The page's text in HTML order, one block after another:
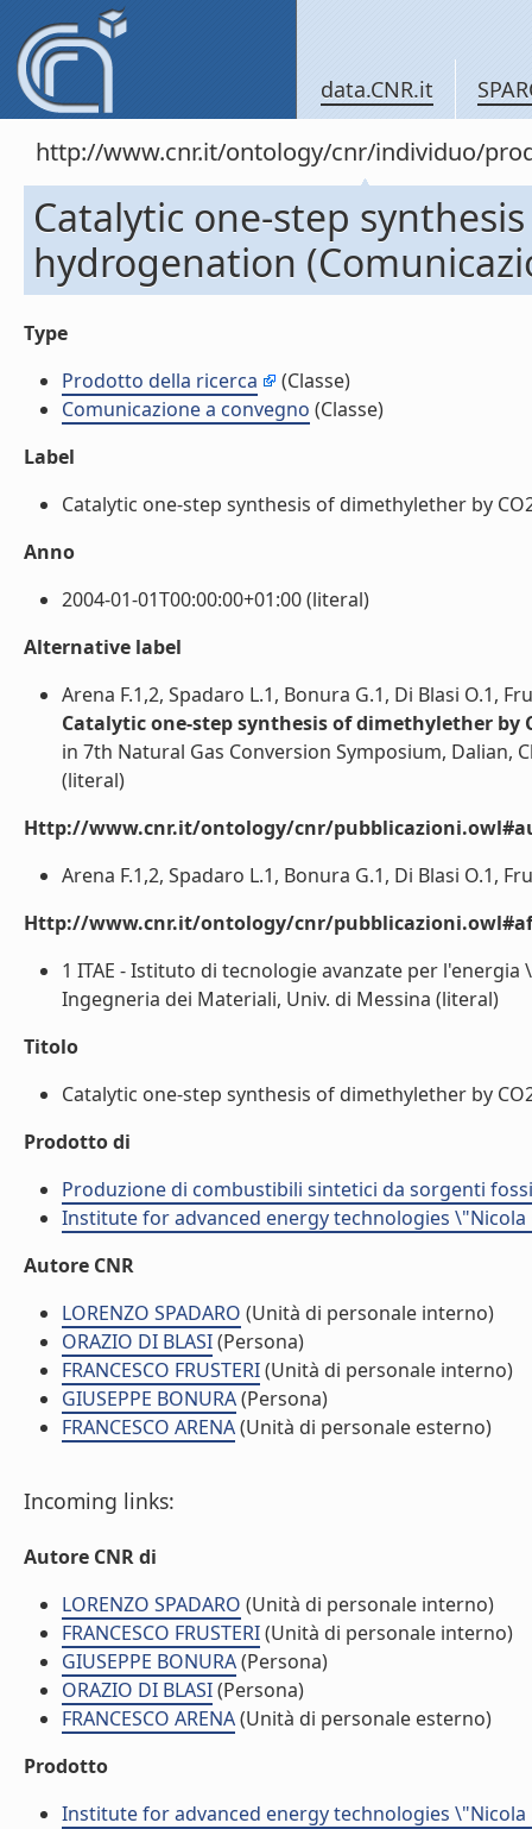
data.CNR.it
http://www.cnr.it/ontology/cnr/individuo/
Catalytic one-step
hydrogenation
Type
Prodotto della ricerca
(Classe)
Comunicazione a convegno (Classe)
Label
Catalytic one-step synthesis of dimethylether by
Anno
2004-01-01T00:00:00+01:00 (literal)
Alternative label
Arena F.1,2, Spadaro L.1, Bonura G.1, Di Blasi O.1,
Catalytic one-step synthesis of dimethylether by
in 7th Natural Gas Conversion Symposium, Dalian,
(literal)
Http://www.cnr.it/ontology/cnr/
Arena F.1,2, Spadaro L.1, Bonura G.1, Di Blasi O.1,
Http://www.cnr.it/ontology/cnr/
1 ITAE - Istituto di tecnologie avanzate per
Ingegneria dei Materiali, Univ. di Messina (literal)
Titolo
Catalytic one-step synthesis of dimethylether by
Prodotto di
Produzione di combustibili sintetici da sorgenti
Institute for advanced energy technologies \"Nicola
Autore CNR
LORENZO SPADARO (Unità di personale interno)
ORAZIO DI BLASI(Persona)
FRANCESCO FRUSTERI(Unità di personale interno)
GIUSEPPE BONURA(Persona)
FRANCESCO ARENA(Unità di personale esterno)
Incoming links:
Autore CNR di
LORENZO SPADARO (Unità di personale interno)
FRANCESCO FRUSTERI(Unità di personale interno)
GIUSEPPE BONURA(Persona)
ORAZIO DI BLASI(Persona)
FRANCESCO ARENA(Unità di personale esterno)
Prodotto
Institute for advanced energy technologies \"Nicola